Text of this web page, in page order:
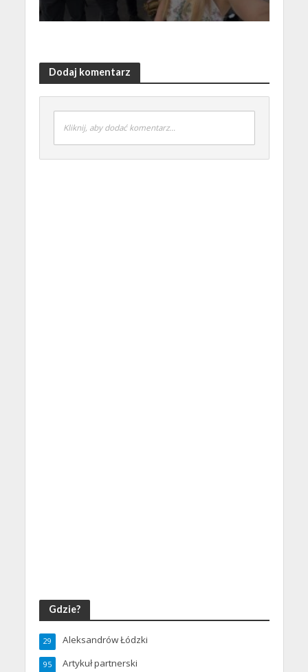
Dodaj komentarz
Kliknij, aby dodać komentarz...
Gdzie?
Aleksandrów Łódzki
29
Artykuł partnerski
95